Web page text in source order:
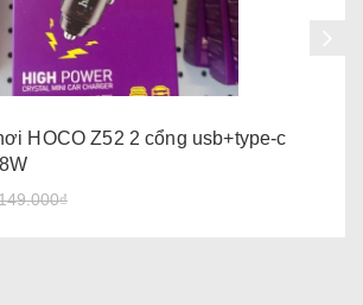
HOCO Z52 2 cổng usb+type-c